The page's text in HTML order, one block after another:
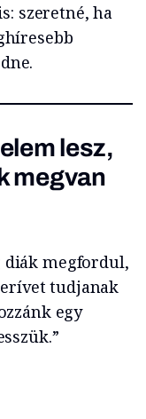
szeretné, ha
lesz,
megvan
diák megfordul,
tudjanak
egy